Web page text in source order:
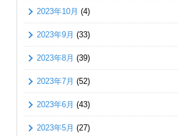
2023年10月 (4)
2023年9月 (33)
2023年8月 (39)
2023年7月 (52)
2023年6月 (43)
2023年5月 (27)